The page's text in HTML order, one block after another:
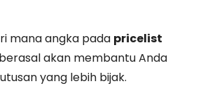
mana angka pada pricelist
akan membantu Anda
yang lebih bijak.